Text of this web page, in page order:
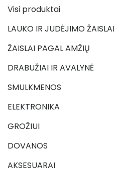
Visi produktai
LAUKO IR JUDĖJIMO ŽAISLAI
ŽAISLAI PAGAL AMŽIŲ
DRABUŽIAI IR AVALYNĖ
SMULKMENOS
ELEKTRONIKA
GROŽIUI
DOVANOS
AKSESUARAI